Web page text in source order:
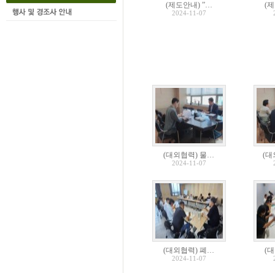
(제도안내) ”…
2024-11-07
(
(대외협력) 물…
2024-11-07
(대
(대외협력) 폐…
2024-11-07
(